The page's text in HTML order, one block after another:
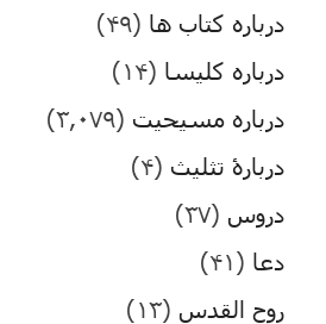
درباره کتاب ها (۴۹)
درباره کلیسا (۱۴)
درباره مسیحیت (۳,۰۷۹)
دربارۀ تثلیث (۴)
دروس (۳۷)
دعا (۴۱)
روح القدس (۱۳)